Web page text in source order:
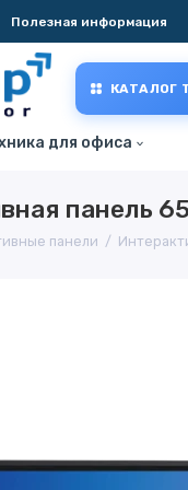
Полезная информация
КАТАЛОГ
для офиса
панель
панели